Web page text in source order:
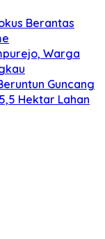
Berantas
Warga
Guncang
Hektar Lahan